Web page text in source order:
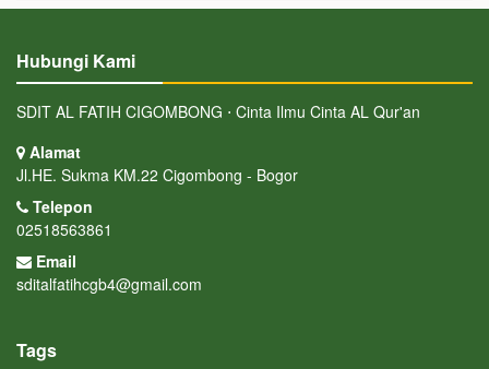
Hubungi Kami
SDIT AL FATIH CIGOMBONG ⋅ Cinta Ilmu Cinta AL Qur'an
Alamat
Jl.HE. Sukma KM.22 Cigombong - Bogor
Telepon
02518563861
Email
sditalfatihcgb4@gmail.com
Tags